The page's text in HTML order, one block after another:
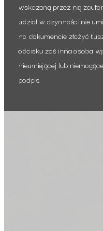
wskazaną przez nią
udział w czynności nie
na dokumencie złożyć
odcisku zaś inna osoba
nieumiejącej lub
podpis.